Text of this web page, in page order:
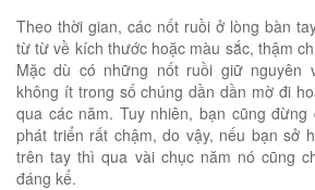
Theo thời gian, các nốt ruồi ở lòng bàn
từ từ về kích thước hoặc màu sắc, thậm
Mặc dù có những nốt ruồi giữ nguyên
không ít trong số chúng dần dần mờ đi
qua các năm. Tuy nhiên, bạn cũng
phát triển rất chậm, do vậy, nếu bạn sở
trên tay thì qua vài chục năm nó cũng
đáng kể.